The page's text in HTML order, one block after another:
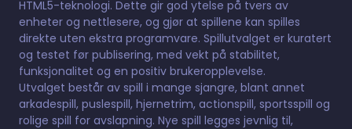
HTML5-teknologi. Dette gir god ytelse på tvers av
enheter og nettlesere, og gjør at spillene kan spilles
direkte uten ekstra programvare. Spillutvalget er kuratert
og testet før publisering, med vekt på stabilitet,
funksjonalitet og en positiv brukeropplevelse.
Utvalget består av spill i mange sjangre, blant annet
arkadespill, puslespill, hjernetrim, actionspill, sportsspill og
rolige spill for avslapning. Nye spill legges jevnlig til,